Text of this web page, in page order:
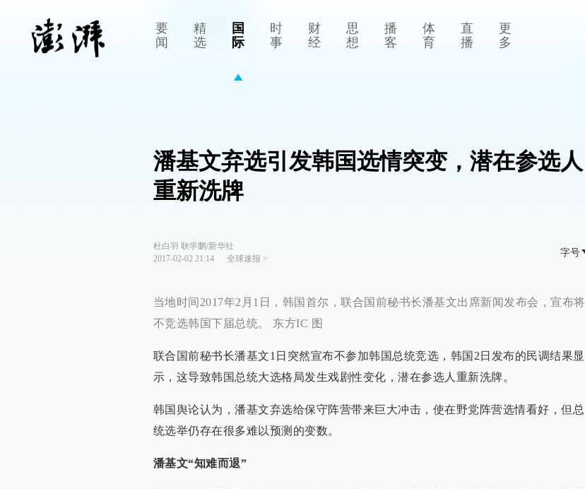
要
闻
精
选
国
际
时
事
财
经
思
想
播
客
体
育
直
播
更
多
潘基文弃选引发韩国选情突变，潜在参选人
重新洗牌
杜白羽 耿学鹏/新华社
2017-02-02 21:14
全球速报 >
字号
当地时间2017年2月1日，韩国首尔，联合国前秘书长潘基文出席新闻发布会，宣布将
不竞选韩国下届总统。 东方IC 图
联合国前秘书长潘基文1日突然宣布不参加韩国总统竞选，韩国2日发布的民调结果显
示，这导致韩国总统大选格局发生戏剧性变化，潜在参选人重新洗牌。
韩国舆论认为，潘基文弃选给保守阵营带来巨大冲击，使在野党阵营选情看好，但总
统选举仍存在很多难以预测的变数。
潘基文“知难而退”